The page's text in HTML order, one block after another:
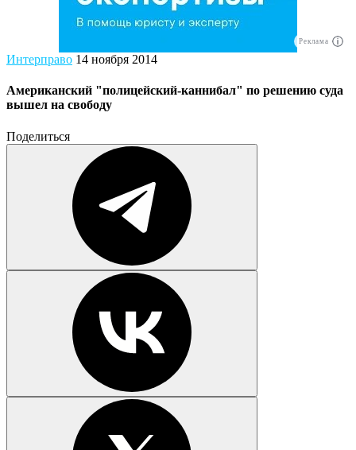
Реклама
Интерправо 14 ноября 2014
Американский "полицейский-каннибал" по решению суда
вышел на свободу
Поделиться